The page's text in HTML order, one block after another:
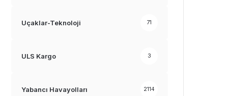
Uçaklar-Teknoloji 71
ULS Kargo 3
Yabancı Havayolları 2114